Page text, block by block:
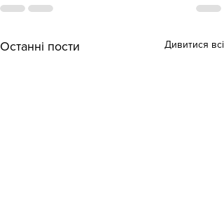
Останні пости Дивитися всі